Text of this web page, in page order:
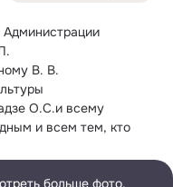
В. В.
О.С.и всему
и всем тем, кто
близких и нашу Родину
больше фото,